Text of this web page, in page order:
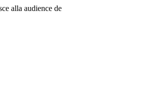
alla audience de